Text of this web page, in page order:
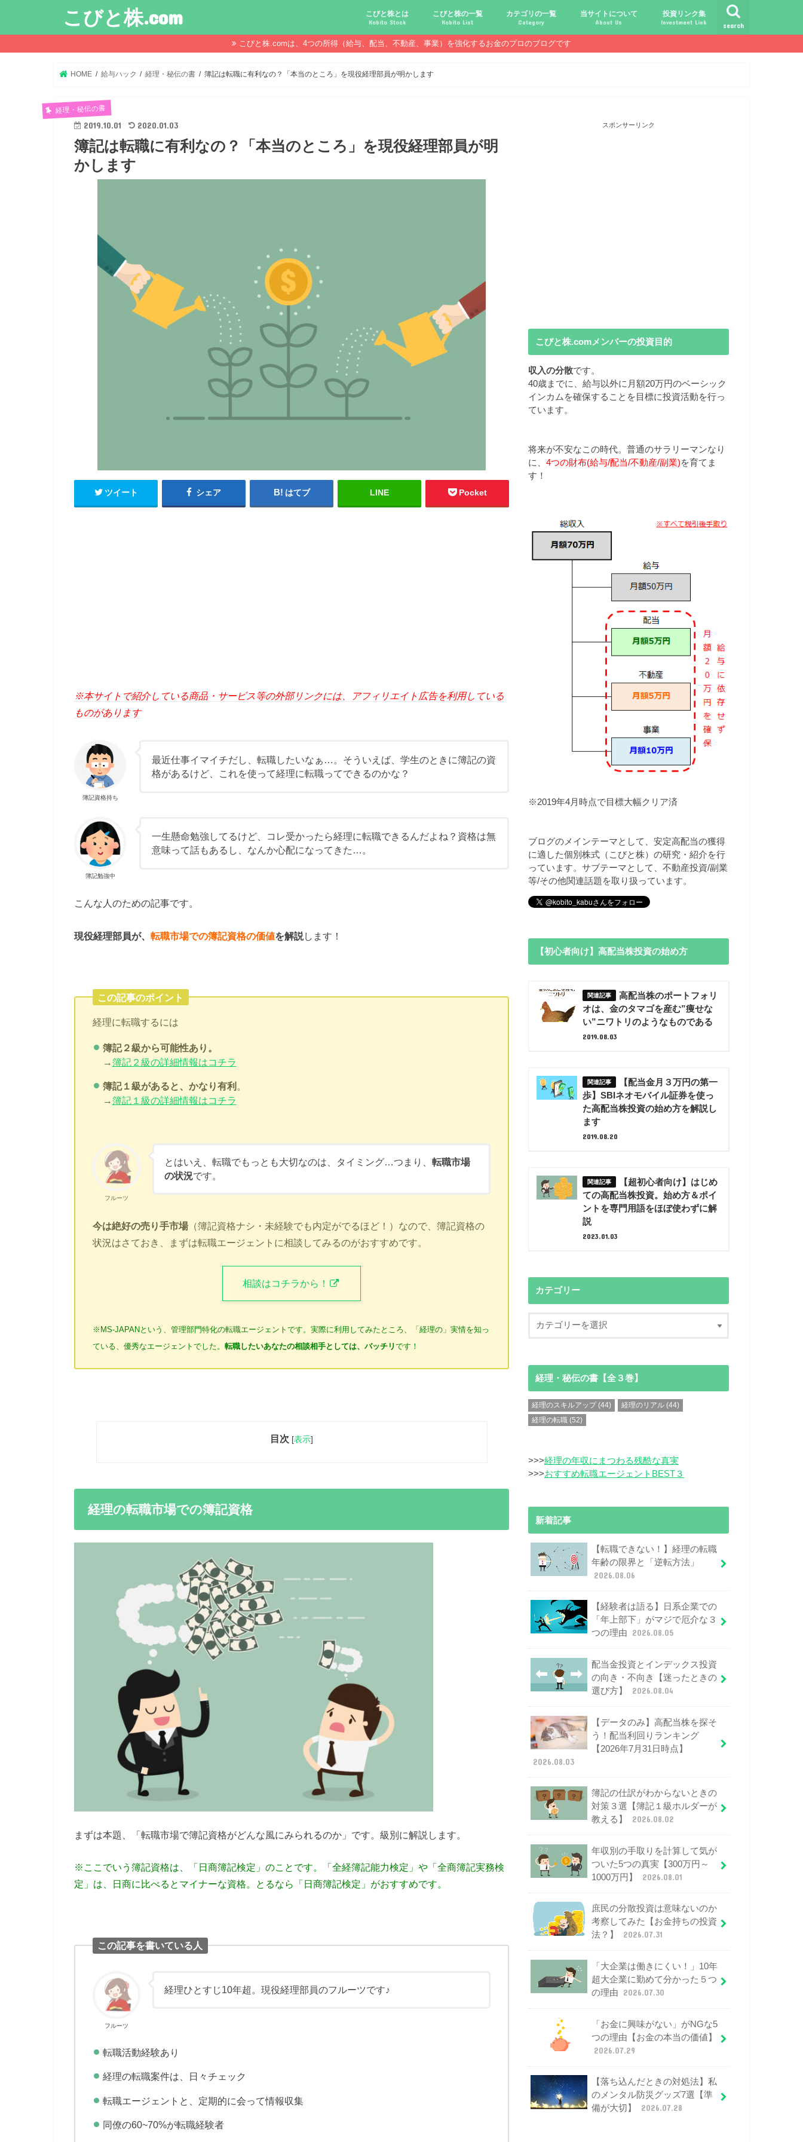
こびと株.com search
こびと株とは
Kobito Stock
こびと株投資を始める前に マジメなだけじゃ報われない時代？
配当金が守る、今-老後-子供達！
配当金があればこんなに遊べる！
債券・投信・中古１Rとの違い
口座開設！こびと探しの旅へ！
必ず知っておきたい専門用語集
こびと株の10条件
こびと株のメリット,デメリット
こびと株の投資10原則
こびと株投資のモデル紹介
こびと株の一覧
Kobito List
こびとNo.2169 CDS
こびとNo.4762 エックスネット
こびとNo.7751 キヤノン
こびとNo.7820 ニホンフラッシュ
こびとNo.7921 宝印刷
こびとNo.9986 蔵王産業
カテゴリの一覧
Category
こびと株.comライフ
給与ハック
副業ハック
配当金ハック
年金ハック
倹約ハック
当サイトについて
About Us
投資リンク集
Investment Link
こびと株.comは、4つの所得（給与、配当、不動産、事業）を強化するお金のプロのブログです
HOME 給与ハック 経理・秘伝の書 簿記は転職に有利なの？「本当のところ」を現役経理部員が明かします
経理・秘伝の書
2019.10.01 2020.01.03
簿記は転職に有利なの？「本当のところ」を現役経理部員が明
かします
ツイート シェア はてブ LINE Pocket
※本サイトで紹介している商品・サービス等の外部リンクには、アフィリエイト広告を利用している
ものがあります
簿記資格持ち
最近仕事イマイチだし、転職したいなぁ…。そういえば、学生のときに簿記の資
格があるけど、これを使って経理に転職ってできるのかな？
簿記勉強中
一生懸命勉強してるけど、コレ受かったら経理に転職できるんだよね？資格は無
意味って話もあるし、なんか心配になってきた…。
こんな人のための記事です。
現役経理部員が、 転職市場での簿記資格の価値を解説します！
この記事のポイント
経理に転職するには
簿記２級から可能性あり。
→簿記２級の詳細情報はコチラ
簿記１級があると、かなり有利 。
→簿記１級の詳細情報はコチラ
フルーツ
とはいえ、転職でもっとも大切なのは、タイミング…つまり、 転職市場
の状況です。
今は絶好の売り手市場 （簿記資格ナシ・未経験でも内定がでるほど！）なので、簿記資格の
状況はさておき、まずは転職エージェントに相談してみるのがおすすめです。
相談はコチラから！
※MS-JAPANという、管理部門特化の転職エージェントです。実際に利用してみたところ、「経理の」実情を知っ
ている、優秀なエージェントでした。転職したいあなたの相談相手としては、バッチリです！
目次 [表示]
経理の転職市場での簿記資格
まずは本題、「転職市場で簿記資格がどんな風にみられるのか」です。級別に解説します。
※ここでいう簿記資格は、「日商簿記検定」のことです。「全経簿記能力検定」や「全商簿記実務検
定」は、日商に比べるとマイナーな資格。とるなら「日商簿記検定」がおすすめです。
この記事を書いている人
フルーツ
経理ひとすじ10年超。現役経理部員のフルーツです♪
転職活動経験あり
経理の転職案件は、日々チェック
転職エージェントと、定期的に会って情報収集
同僚の60~70%が転職経験者
スポンサーリンク
こびと株.comメンバーの投資目的
収入の分散です。
40歳までに、給与以外に月額20万円のベーシック
インカムを確保することを目標に投資活動を行っ
ています。
将来が不安なこの時代。普通のサラリーマンなり
に、 4つの財布(給与/配当/不動産/副業)を育てま
す！
※2019年4月時点で目標大幅クリア済
ブログのメインテーマとして、安定高配当の獲得
に適した個別株式（こびと株）の研究・紹介を行
っています。サブテーマとして、不動産投資/副業
等/その他関連話題を取り扱っています。
【初心者向け】高配当株投資の始め方
高配当株のポートフォリ
オは、金のタマゴを産む”痩せな
い”ニワトリのようなものである
2019.08.03
【配当金月３万円の第一
歩】SBIネオモバイル証券を使っ
た高配当株投資の始め方を解説し
ます
2019.08.20
【超初心者向け】はじめ
ての高配当株投資。始め方＆ポイ
ントを専門用語をほぼ使わずに解
説
2023.01.03
カテゴリー
経理・秘伝の書【全３巻】
経理のスキルアップ (44) 経理のリアル (44)
経理の転職 (52)
>>>経理の年収にまつわる残酷な真実
>>>おすすめ転職エージェントBEST３
新着記事
【転職できない！】経理の転職
年齢の限界と「逆転方法」
2026.08.06
【経験者は語る】日系企業での
「年上部下」がマジで厄介な３
つの理由
2026.08.05
配当金投資とインデックス投資
の向き・不向き【迷ったときの
選び方】
2026.08.04
【データのみ】高配当株を探そ
う！配当利回りランキング
【2026年7月31日時点】
2026.08.03
簿記の仕訳がわからないときの
対策３選【簿記１級ホルダーが
教える】
2026.08.02
年収別の手取りを計算して気が
ついた5つの真実【300万円～
1000万円】
2026.08.01
庶民の分散投資は意味ないのか
考察してみた【お金持ちの投資
法？】
2026.07.31
「大企業は働きにくい！」10年
超大企業に勤めて分かった５つ
の理由
2026.07.30
「お金に興味がない」がNGな5
つの理由【お金の本当の価値】
2026.07.29
【落ち込んだときの対処法】私
のメンタル防災グッズ7選【準
備が大切】
2026.07.28